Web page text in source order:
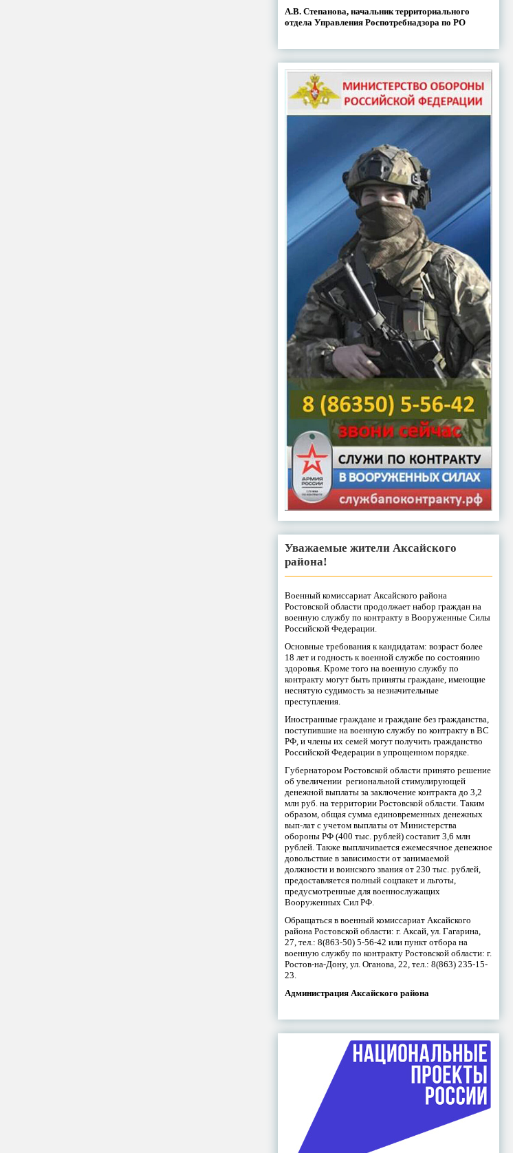
А.В. Степанова, начальник территориального
отдела Управления Роспотребнадзора по РО
Уважаемые жители Аксайского
района!
Военный комиссариат Аксайского района
Ростовской области продолжает набор граждан на
военную службу по контракту в Вооруженные Силы
Российской Федерации.
Основные требования к кандидатам: возраст более
18 лет и годность к военной службе по состоянию
здоровья. Кроме того на военную службу по
контракту могут быть приняты граждане, имеющие
неснятую судимость за незначительные
преступления.
Иностранные граждане и граждане без гражданства,
поступившие на военную службу по контракту в ВС
РФ, и члены их семей могут получить гражданство
Российской Федерации в упрощенном порядке.
Губернатором Ростовской области принято решение
об увеличении региональной стимулирующей
денежной выплаты за заключение контракта до 3,2
млн руб. на территории Ростовской области. Таким
образом, общая сумма единовременных денежных
вып-лат с учетом выплаты от Министерства
обороны РФ (400 тыс. рублей) составит 3,6 млн
рублей. Также выплачивается ежемесячное денежное
довольствие в зависимости от занимаемой
должности и воинского звания от 230 тыс. рублей,
предоставляется полный соцпакет и льготы,
предусмотренные для военнослужащих
Вооруженных Сил РФ.
Обращаться в военный комиссариат Аксайского
района Ростовской области: г. Аксай, ул. Гагарина,
27, тел.: 8(863-50) 5-56-42 или пункт отбора на
военную службу по контракту Ростовской области: г.
Ростов-на-Дону, ул. Оганова, 22, тел.: 8(863) 235-15-
23.
Администрация Аксайского района